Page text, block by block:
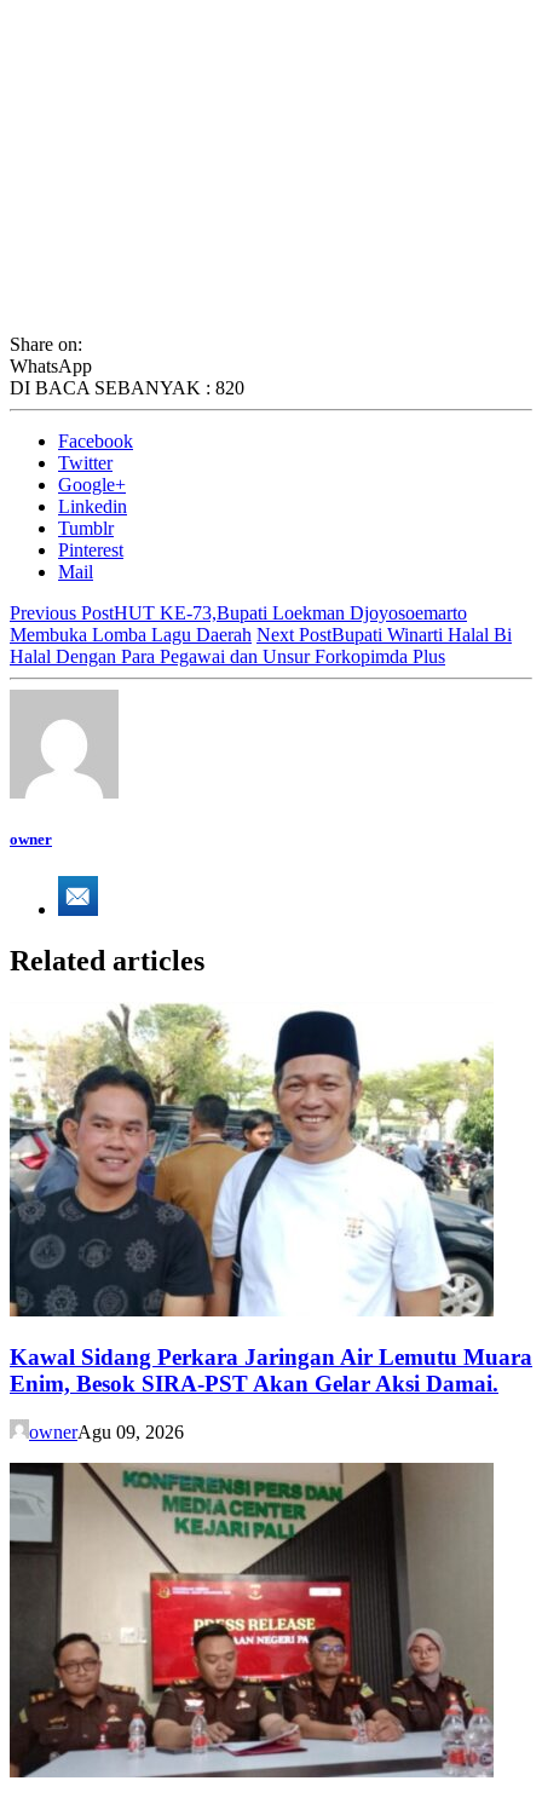
Share on:
WhatsApp
DI BACA SEBANYAK : 820
Facebook
Twitter
Google+
Linkedin
Tumblr
Pinterest
Mail
Previous PostHUT KE-73,Bupati Loekman Djoyosoemarto
Membuka Lomba Lagu Daerah Next PostBupati Winarti Halal Bi
Halal Dengan Para Pegawai dan Unsur Forkopimda Plus
owner
Related articles
Kawal Sidang Perkara Jaringan Air Lemutu Muara
Enim, Besok SIRA-PST Akan Gelar Aksi Damai.
ownerAgu 09, 2026